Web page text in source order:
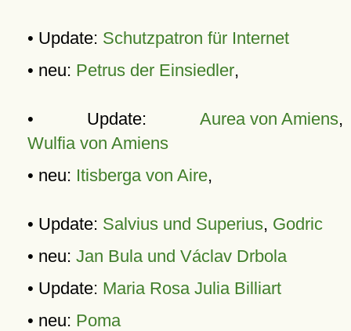
• Update: Schutzpatron für Internet
• neu: Petrus der Einsiedler,
• Update: Aurea von Amiens,
Wulfia von Amiens
• neu: Itisberga von Aire,
• Update: Salvius und Superius, Godric
• neu: Jan Bula und Václav Drbola
• Update: Maria Rosa Julia Billiart
• neu: Poma